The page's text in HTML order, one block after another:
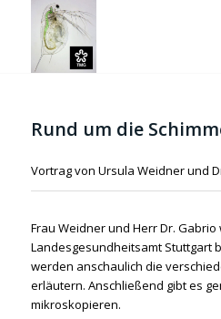
Rund um die
Vortrag von Ursula Weidner und
Frau Weidner und Herr Dr.
Landesgesundheitsamt Stuttgart
werden anschaulich die
erläutern. Anschließend gibt es
mikroskopieren.